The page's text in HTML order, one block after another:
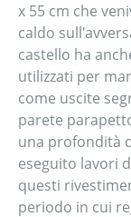
x 55 cm che
caldo
castello ha
utilizzati per
come uscite
parete
una profondità
eseguito lavori
questi
periodo in cui